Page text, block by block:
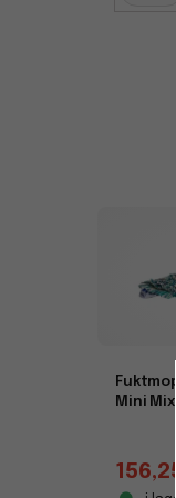
Mini